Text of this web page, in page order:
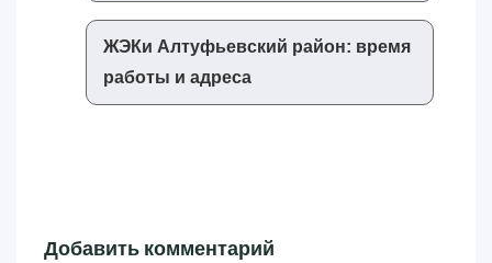
ЖЭКи Алтуфьевский район: время
работы и адреса
Добавить комментарий